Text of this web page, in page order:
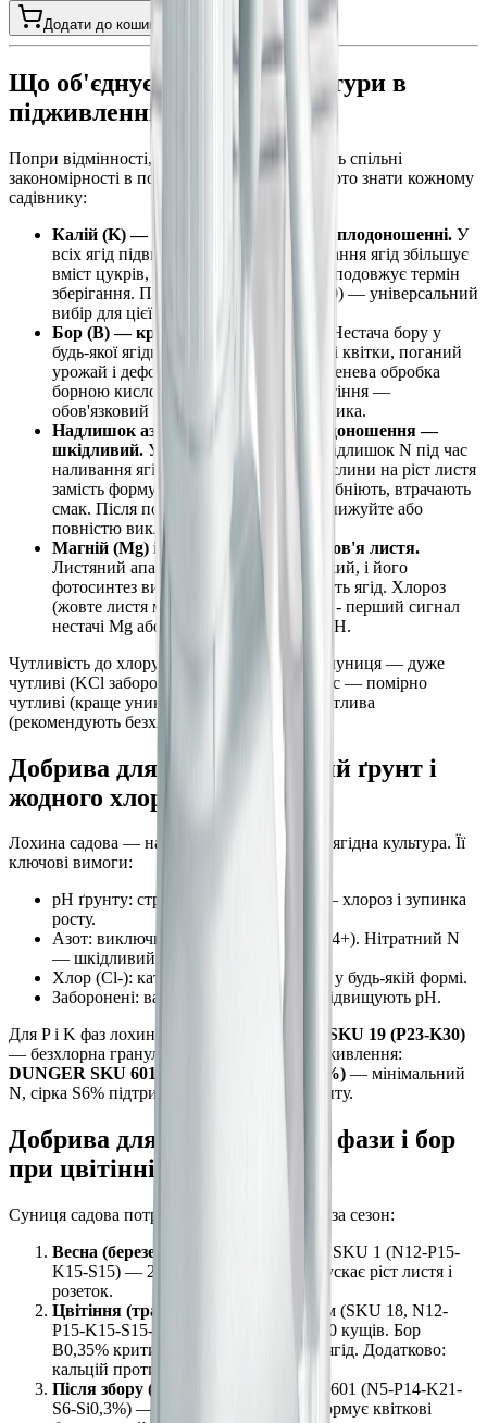
Додати до кошика
Що об'єднує всі ягідні культури в
підживленні
Попри відмінності, всі ягідні культури мають спільні
закономірності в потребах живлення, які варто знати кожному
садівнику:
Калій (K) — ключовий елемент при плодоношенні. У
всіх ягід підвищений K під час наливання ягід збільшує
вміст цукрів, зміцнює стінки плодів і подовжує термін
зберігання. Продукт SKU 19 (P23-K30) — універсальний
вибір для цієї фази.
Бор (B) — критичний при цвітінні.
Нестача бору у
будь-якої ягідної культури дає порожні квітки, поганий
урожай і деформовані плоди. Позакоренева обробка
борною кислотою 1 г/10 л під час цвітіння —
обов'язковий прийом для всього ягідника.
Надлишок азоту після початку плодоношення —
шкідливий. У всіх ягідних культур надлишок N під час
наливання ягід спрямовує енергію рослини на ріст листя
замість формування плодів. Ягоди дрібніють, втрачають
смак. Після початку цвітіння - різко знижуйте або
повністю виключайте N.
Магній (Mg) і залізо (Fe) — для здоров'я листя.
Листяний апарат ягідних кущів великий, і його
фотосинтез визначає розмір і солодкість ягід. Хлороз
(жовте листя між зеленими жилками) - перший сигнал
нестачі Mg або Fe при підвищеному pH.
Чутливість до хлору різниться: лохина і полуниця — дуже
чутливі (KCl заборонено), смородина і аґрус — помірно
чутливі (краще уникати KCl), малина — чутлива
(рекомендують безхлорні форми).
Добрива для лохини: кислий ґрунт і
жодного хлору
Лохина садова — найвибагливіша до умов ягідна культура. Її
ключові вимоги:
pH ґрунту: строго 4,5-5,5. Вище 5,5 — хлороз і зупинка
росту.
Азот: виключно амонійна форма (NH4+). Нітратний N
— шкідливий.
Хлор (Cl-): категорично заборонений у будь-якій формі.
Заборонені: вапно, зола, гній — всі підвищують pH.
Для P і K фаз лохини підходить
DUNGER SKU 19 (P23-K30)
— безхлорна гранула без азоту. Осіннє підживлення:
DUNGER SKU 601 (N5-P14-K21-S6-Si0,3%) — мінімальний
N, сірка S6% підтримує кислу реакцію ґрунту.
Добрива для полуниці: три фази і бор
при цвітінні
Суниця садова потребує трьох підживлень за сезон:
Весна (березень-квітень):
DUNGER SKU 1 (N12-P15-
K15-S15) — 20-30 г на 10 кущів. Запускає ріст листя і
розеток.
Цвітіння (травень):
Добриво з бором (SKU 18, N12-
P15-K15-S15-B0,35%) — 15-20 г на 10 кущів. Бор
B0,35% критичний для зав'язування ягід. Додатково:
кальцій проти сірої гнилі.
Після збору (липень-серпень):
SKU 601 (N5-P14-K21-
S6-Si0,3%) — 15-20 г на 10 кущів. Формує квіткові